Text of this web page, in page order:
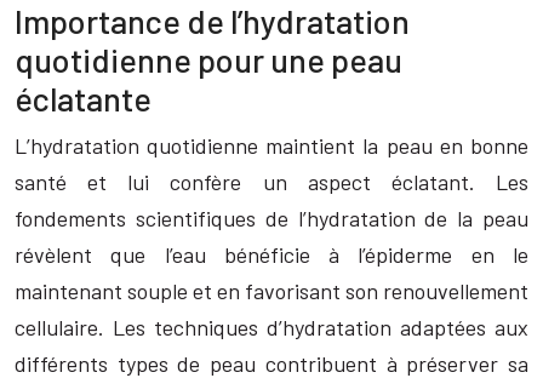
Importance de l’hydratation
quotidienne pour une peau
éclatante
L’hydratation quotidienne maintient la peau en bonne
santé et lui confère un aspect éclatant. Les
fondements scientifiques de l’hydratation de la peau
révèlent que l’eau bénéficie à l’épiderme en le
maintenant souple et en favorisant son renouvellement
cellulaire. Les techniques d’hydratation adaptées aux
différents types de peau contribuent à préserver sa